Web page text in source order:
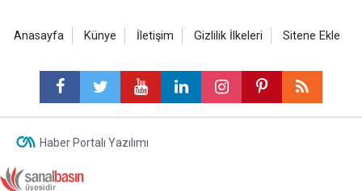
Anasayfa Künye İletişim Gizlilik İlkeleri Sitene Ekle
Haber Portalı Yazılımı